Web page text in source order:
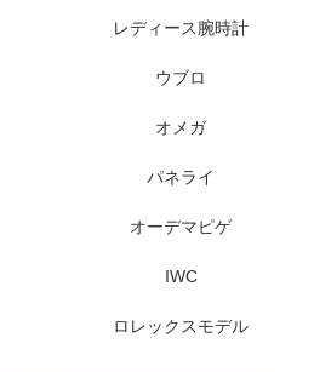
レディース腕時計
ウブロ
オメガ
パネライ
オーデマピゲ
IWC
ロレックスモデル